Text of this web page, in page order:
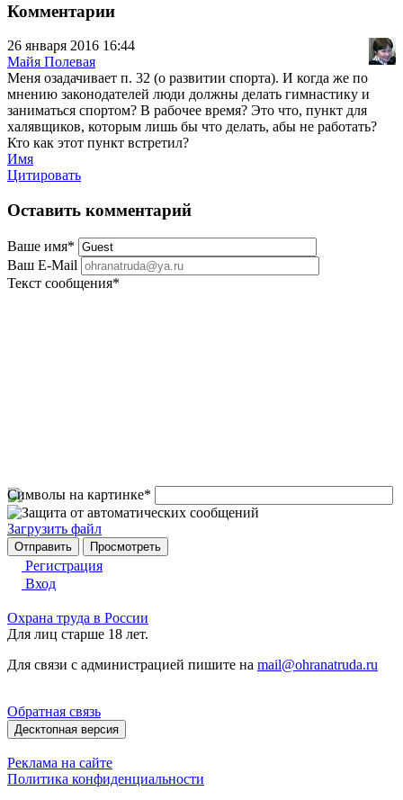
Комментарии
26 января 2016 16:44
Майя Полевая
Меня озадачивает п. 32 (о развитии спорта). И когда же по
мнению законодателей люди должны делать гимнастику и
заниматься спортом? В рабочее время? Это что, пункт для
халявщиков, которым лишь бы что делать, абы не работать?
Кто как этот пункт встретил?
Имя
Цитировать
Оставить комментарий
Ваше имя*
Ваш E-Mail
Текст сообщения*
Символы на картинке*
Загрузить файл
Регистрация
Вход
Охрана труда в России
Для лиц старше 18 лет.
Для связи с администрацией пишите на mail@ohranatruda.ru
Обратная связь
Десктопная версия
Реклама на сайте
Политика конфиденциальности